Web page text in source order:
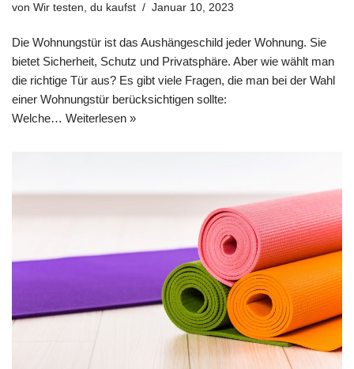
von Wir testen, du kaufst Januar 10, 2023
Die Wohnungstür ist das Aushängeschild jeder Wohnung. Sie
bietet Sicherheit, Schutz und Privatsphäre. Aber wie wählt man
die richtige Tür aus? Es gibt viele Fragen, die man bei der Wahl
einer Wohnungstür berücksichtigen sollte:
Welche… Weiterlesen »